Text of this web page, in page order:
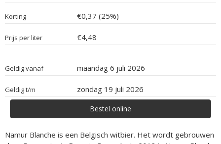
Korting €0,37 (25%)
Prijs per liter €4,48
Geldig vanaf maandag 6 juli 2026
Geldig t/m zondag 19 juli 2026
Bestel online
Namur Blanche is een Belgisch witbier. Het wordt gebrouwen